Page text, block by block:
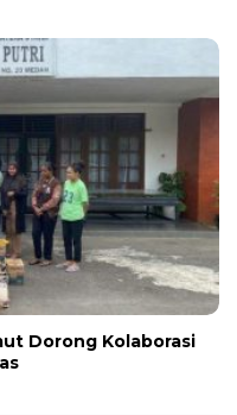
Dorong Kolaborasi